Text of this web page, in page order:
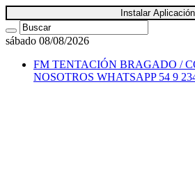
Instalar Aplicación
sábado 08/08/2026
FM TENTACIÓN BRAGADO /
NOSOTROS WHATSAPP 54 9